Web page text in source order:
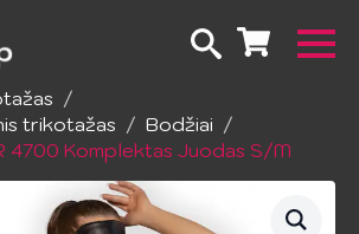
trikotažas
trikotažas
Bodžiai
4700 Komplektas Juodas S/M